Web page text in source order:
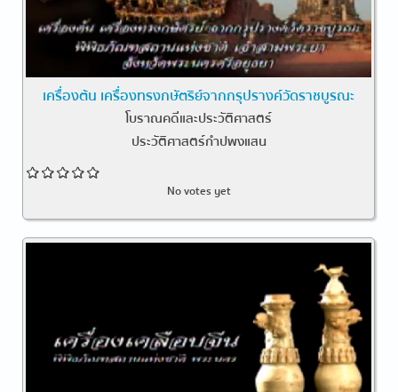
เครื่องต้น เครื่องทรงกษัตริย์จากกรุปรางค์วัดราชบูรณะ
โบราณคดีและประวัติศาสตร์
ประวัติศาสตร์กำปพงแสน
No votes yet